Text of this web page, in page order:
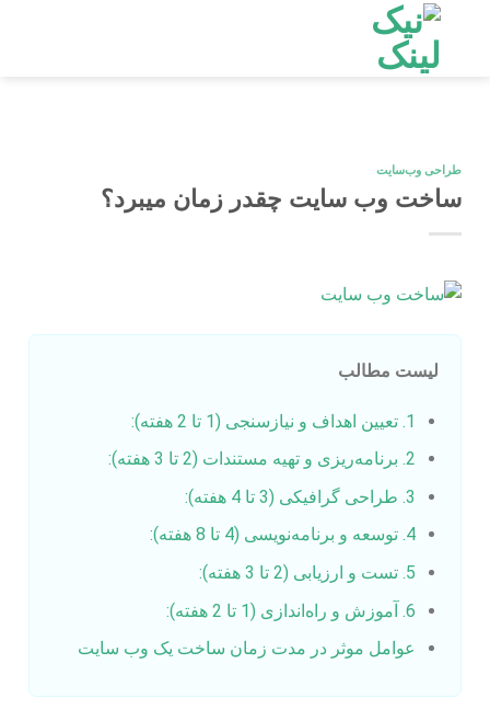
content
طراحی وب‌سایت
ساخت وب سایت چقدر زمان میبرد؟
لیست مطالب
1. تعیین اهداف و نیازسنجی (1 تا 2 هفته):
2. برنامه‌ریزی و تهیه مستندات (2 تا 3 هفته):
3. طراحی گرافیکی (3 تا 4 هفته):
4. توسعه و برنامه‌نویسی (4 تا 8 هفته):
5. تست و ارزیابی (2 تا 3 هفته):
6. آموزش و راه‌اندازی (1 تا 2 هفته):
عوامل موثر در مدت زمان ساخت یک وب سایت